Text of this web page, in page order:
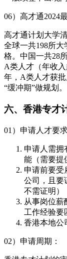
06）高才通2024
高才通计划大学
全球一共198所
格。中国一共28
A类人才（年收
年，A类人才获
“缓冲期”做规划。
六、香港专才
01）申请人才要求
申请人需拥
能（需要提
申请前要受
公司，且要
不需证明）
从事岗位薪
工作经验要
香港本地公
02）申请周期：